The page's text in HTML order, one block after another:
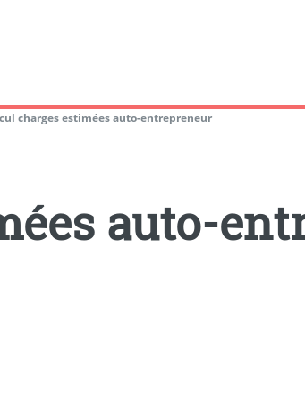
charges estimées auto-entrepreneur
auto-